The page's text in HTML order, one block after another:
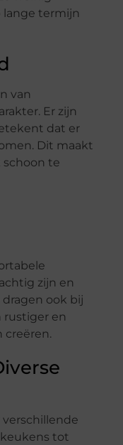
lange termijn
van
Er zijn
dat er
Dit maakt
schoon te
zijn en
ook bij
rustiger en
creëren.
tot